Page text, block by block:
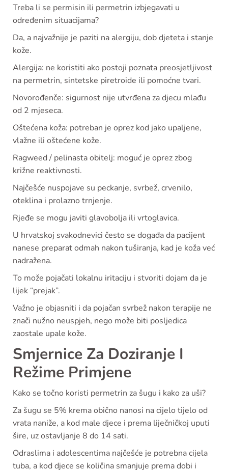
Treba li se permisin ili permetrin izbjegavati u
određenim situacijama?
Da, a najvažnije je paziti na alergiju, dob djeteta i stanje
kože.
Alergija: ne koristiti ako postoji poznata preosjetljivost
na permetrin, sintetske piretroide ili pomoćne tvari.
Novorođenče: sigurnost nije utvrđena za djecu mlađu
od 2 mjeseca.
Oštećena koža: potreban je oprez kod jako upaljene,
vlažne ili oštećene kože.
Ragweed / pelinasta obitelj: moguć je oprez zbog
križne reaktivnosti.
Najčešće nuspojave su peckanje, svrbež, crvenilo,
oteklina i prolazno trnjenje.
Rjeđe se mogu javiti glavobolja ili vrtoglavica.
U hrvatskoj svakodnevici često se događa da pacijent
nanese preparat odmah nakon tuširanja, kad je koža već
nadražena.
To može pojačati lokalnu iritaciju i stvoriti dojam da je
lijek “prejak”.
Važno je objasniti i da pojačan svrbež nakon terapije ne
znači nužno neuspjeh, nego može biti posljedica
zaostale upale kože.
Smjernice Za Doziranje I
Režime Primjene
Kako se točno koristi permetrin za šugu i kako za uši?
Za šugu se 5% krema obično nanosi na cijelo tijelo od
vrata naniže, a kod male djece i prema liječničkoj uputi
šire, uz ostavljanje 8 do 14 sati.
Odraslima i adolescentima najčešće je potrebna cijela
tuba, a kod djece se količina smanjuje prema dobi i